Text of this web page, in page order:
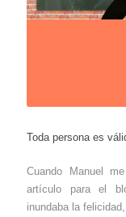
Toda persona es
Cuando Manuel
artículo para el
inundaba la